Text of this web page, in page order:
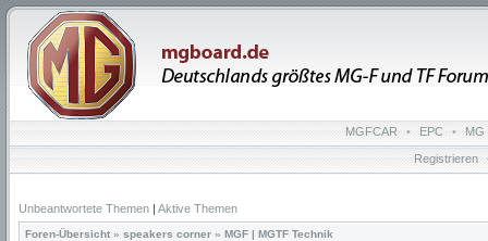
MGFCAR • EPC • MG
Registrieren
Unbeantwortete Themen | Aktive Themen
Foren-Übersicht » speakers corner » MGF | MGTF Technik